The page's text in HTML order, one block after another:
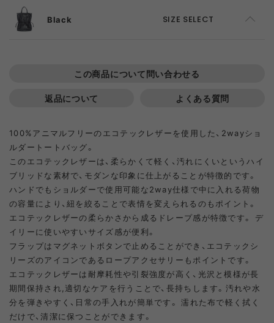
F SOLD OUT
Black SIZE SELECT
この商品について問い合わせる
返品について
よくある質問
100%アニマルフリーのエコテックレザーを使用した、2wayショ
ルダートートバッグ。
このエコテックレザーは、柔らかくて軽く、汚れにくいというハイ
ブリッドな素材で、モダンな印象に仕上がることが特徴的です。
ハンドでもショルダーで使用可能な2way仕様で中に入れる荷物
の容量により、紐を絞ることで表情を変えられるのもポイント。
エコテックレザーの柔らかさから成るドレープ感が特徴です。 デ
イリーに使いやすいサイズ感が便利。
フラップはマグネットボタンで止めることができ、エコテックシ
リーズのアイコンであるロープアクセサリーもポイントです。
エコテックレザーは耐摩耗性や引裂強度が高く、光沢と模様が長
期間保持され,適切なケアを行うことで、長持ちします。汚れや水
分を弾きやすく、日常の手入れが簡単です。 濡れた布で軽く拭く
だけで、清潔に保つことができます。